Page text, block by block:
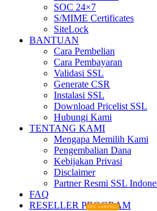
SOC 24×7
S/MIME Certificates
SiteLock
BANTUAN
Cara Pembelian
Cara Pembayaran
Validasi SSL
Generate CSR
Instalasi SSL
Download Pricelist SSL
Hubungi Kami
TENTANG KAMI
Mengapa Memilih Kami
Pengembalian Dana
Kebijakan Privasi
Disclaimer
Partner Resmi SSL
FAQ
AYO GABUNG!
RESELLER PROGRAM